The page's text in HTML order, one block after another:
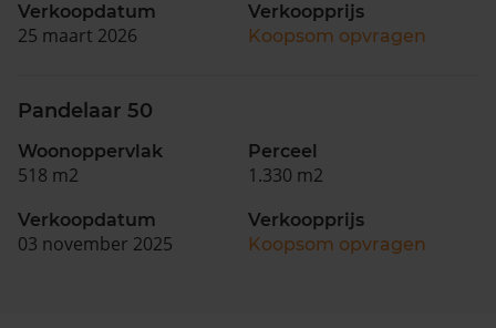
Verkoopdatum
25 maart 2026
Verkoopprijs
Koopsom opvragen
Pandelaar 50
Woonoppervlak
518 m2
Perceel
1.330 m2
Verkoopdatum
03 november 2025
Verkoopprijs
Koopsom opvragen